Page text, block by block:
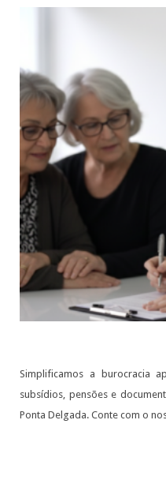
Simplificamos a burocracia
subsídios, pensões e
Ponta Delgada. Conte com o